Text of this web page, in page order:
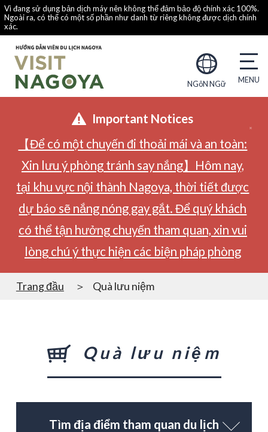
Vì đang sử dụng bản dịch máy nên không thể đảm bảo độ chính xác 100%.
Ngoài ra, có thể có một số phần như danh từ riêng không được dịch chính
xác.
NGôN NGữ
Important Notices
【Để có một chuyến đi thoải mái và an toàn:
Xin lưu ý phòng tránh say nắng】Hôm nay,
tại khu vực nội thành Nagoya, thời tiết được
dự báo sẽ nắng nóng gay gắt. Để quý khách
có thể tận hưởng chuyến tham quan, xin vui
lòng chú ý thực hiện các biện pháp phòng
Trang đầu Quà lưu niệm
Quà lưu niệm
Tìm địa điểm tham quan du lịch